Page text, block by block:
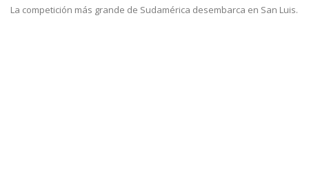
La competición más grande de Sudamérica desembarca en San Luis.